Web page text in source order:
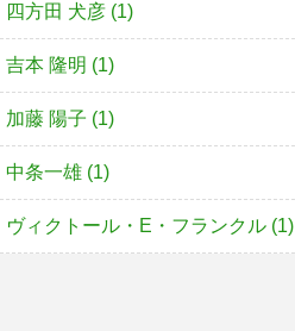
四方田 犬彦 (1)
吉本 隆明 (1)
加藤 陽子 (1)
中条一雄 (1)
ヴィクトール・E・フランクル (1)